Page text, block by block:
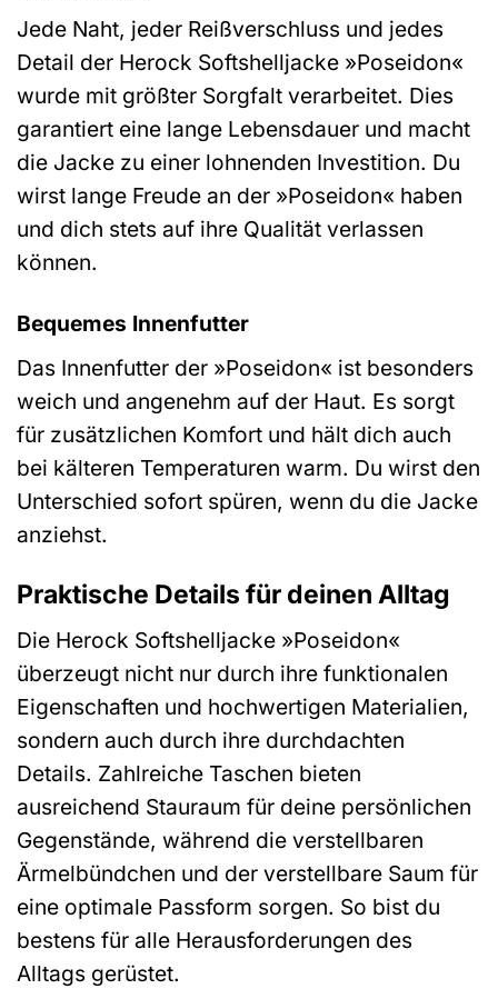
Jede Naht, jeder Reißverschluss und jedes
Detail der Herock Softshelljacke »Poseidon«
wurde mit größter Sorgfalt verarbeitet. Dies
garantiert eine lange Lebensdauer und macht
die Jacke zu einer lohnenden Investition. Du
wirst lange Freude an der »Poseidon« haben
und dich stets auf ihre Qualität verlassen
können.
Bequemes Innenfutter
Das Innenfutter der »Poseidon« ist besonders
weich und angenehm auf der Haut. Es sorgt
für zusätzlichen Komfort und hält dich auch
bei kälteren Temperaturen warm. Du wirst den
Unterschied sofort spüren, wenn du die Jacke
anziehst.
Praktische Details für deinen Alltag
Die Herock Softshelljacke »Poseidon«
überzeugt nicht nur durch ihre funktionalen
Eigenschaften und hochwertigen Materialien,
sondern auch durch ihre durchdachten
Details. Zahlreiche Taschen bieten
ausreichend Stauraum für deine persönlichen
Gegenstände, während die verstellbaren
Ärmelbündchen und der verstellbare Saum für
eine optimale Passform sorgen. So bist du
bestens für alle Herausforderungen des
Alltags gerüstet.